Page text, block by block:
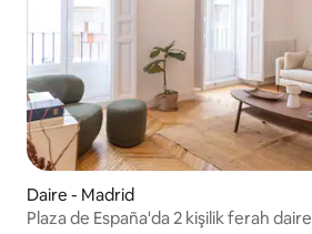
Daire - Madrid
Plaza de España'da 2 kişilik ferah daire